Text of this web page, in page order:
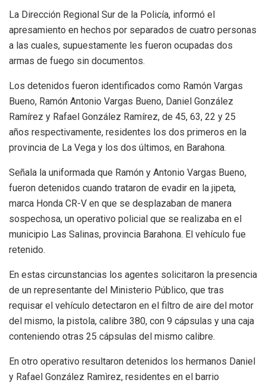
La Dirección Regional Sur de la Policía, informó el
apresamiento en hechos por separados de cuatro personas
a las cuales, supuestamente les fueron ocupadas dos
armas de fuego sin documentos.
Los detenidos fueron identificados como Ramón Vargas
Bueno, Ramón Antonio Vargas Bueno, Daniel González
Ramírez y Rafael González Ramírez, de 45, 63, 22 y 25
años respectivamente, residentes los dos primeros en la
provincia de La Vega y los dos últimos, en Barahona.
Señala la uniformada que Ramón y Antonio Vargas Bueno,
fueron detenidos cuando trataron de evadir en la jipeta,
marca Honda CR-V en que se desplazaban de manera
sospechosa, un operativo policial que se realizaba en el
municipio Las Salinas, provincia Barahona. El vehículo fue
retenido.
En estas circunstancias los agentes solicitaron la presencia
de un representante del Ministerio Público, que tras
requisar el vehículo detectaron en el filtro de aire del motor
del mismo, la pistola, calibre 380, con 9 cápsulas y una caja
conteniendo otras 25 cápsulas del mismo calibre.
En otro operativo resultaron detenidos los hermanos Daniel
y Rafael González Ramìrez, residentes en el barrio